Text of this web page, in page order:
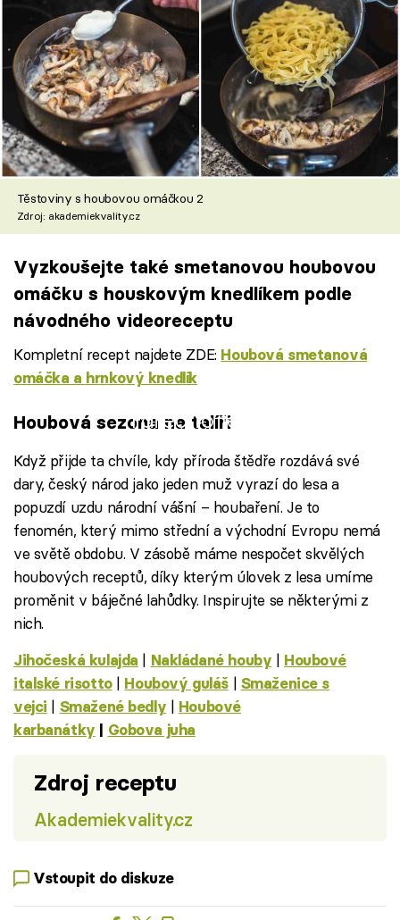
Těstoviny s houbovou omáčkou 2
Zdroj: akademiekvality.cz
Vyzkoušejte také smetanovou houbovou
omáčku s houskovým knedlíkem podle
návodného videoreceptu
Kompletní recept najdete ZDE: Houbová smetanová
omáčka a hrnkový knedlík
Failed to fetch
Houbová sezona na talíři
Když přijde ta chvíle, kdy příroda štědře rozdává své
dary, český národ jako jeden muž vyrazí do lesa a
popuzdí uzdu národní vášní – houbaření. Je to
fenomén, který mimo střední a východní Evropu nemá
ve světě obdobu. V zásobě máme nespočet skvělých
houbových receptů, díky kterým úlovek z lesa umíme
proměnit v báječné lahůdky. Inspirujte se některými z
nich.
Jihočeská kulajda | Nakládané houby | Houbové
italské risotto| Houbový guláš| Smaženice s
vejci | Smažené bedly | Houbové
karbanátky
Gobova juha
Zdroj receptu
Akademiekvality.cz
Vstoupit do diskuze